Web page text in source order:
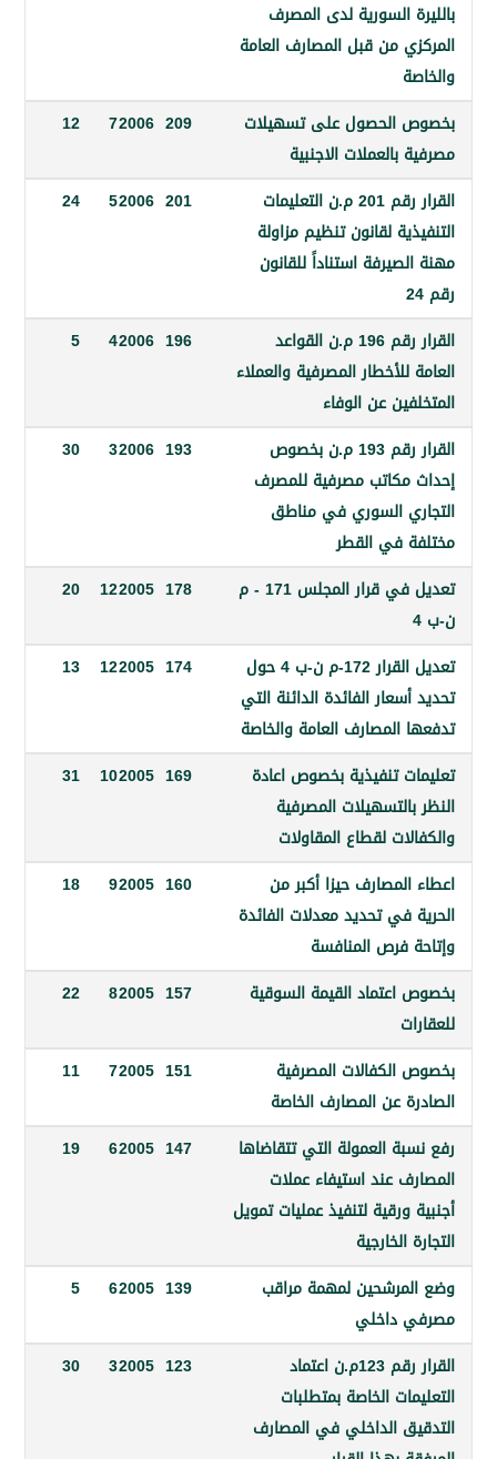
السورية لدى المصرف
من قبل المصارف العامة
الحصول على تسهيلات
الاجنبية
209
12
القرار رقم 201 م.ن التعليمات
لقانون تنظيم مزاولة
استناداً للقانون
201
24
القرار رقم 196 م.ن القواعد
المصرفية والعملاء
عن الوفاء
196
5
القرار رقم 193 م.ن بخصوص
مصرفية للمصرف
السوري في مناطق
في القطر
193
30
تعديل في قرار المجلس 171 - م 178
2005
12
20
تعديل القرار 172-م ن-ب 4 حول
الفائدة الدائنة التي
المصارف العامة والخاصة
174
12
13
تنفيذية بخصوص اعادة
المصرفية
لقطاع المقاولات
169
10
31
حيزا أكبر من
في تحديد معدلات الفائدة
فرص المنافسة
160
18
القيمة السوقية
157
22
المصرفية
عن المصارف الخاصة
11
العمولة التي تتقاضاها
عند استيفاء عملات
لتنفيذ عمليات تمويل
147
2005
19
لمهمة مراقب
داخلي
139
5
القرار رقم 123م.ن اعتماد
الخاصة بمتطلبات
الداخلي في المصارف
30